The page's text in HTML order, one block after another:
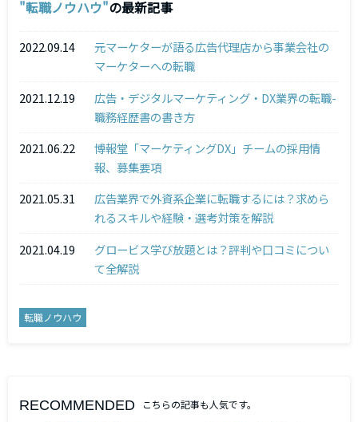
転職ノウハウ の最新記事
2022.09.14
元マーケターが語る広告代理店から事業会社の
マーケターへの転職
2021.12.19
広告・デジタルマーケティング・DX業界の転職-
職務経歴書の書き方
2021.06.22
博報堂「マーケティングDX」チームの採用情
報、募集要項
2021.05.31
広告業界で外資系企業に転職するには？求めら
れるスキルや経験・選考対策を解説
2021.04.19
グロービス学び放題とは？評判や口コミについ
て全解説
転職ノウハウ
RECOMMENDED こちらの記事も人気です。